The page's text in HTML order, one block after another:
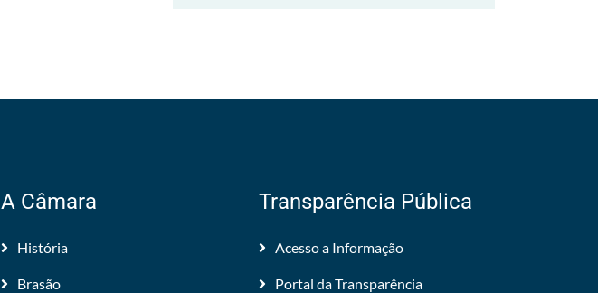
A Câmara
História
Brasão
Transparência Pública
Acesso a Informação
Portal da Transparência